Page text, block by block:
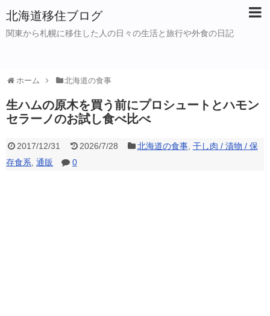
北海道移住ブログ
関東から札幌に移住した人の日々の生活と旅行や外食の日記
ホーム 北海道の食事
生ハムの原木を買う前にプロシュートとハモン
セラーノのお試し食べ比べ
2017/12/31 2026/7/28 北海道の食事, 干し肉 / 漬物 / 保
存食系 通販 0